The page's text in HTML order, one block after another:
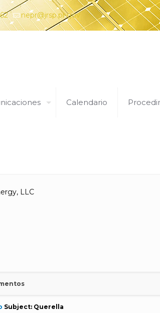
nepr@jrsp.pr.gov
Calendario
LLC
Subject: Querella